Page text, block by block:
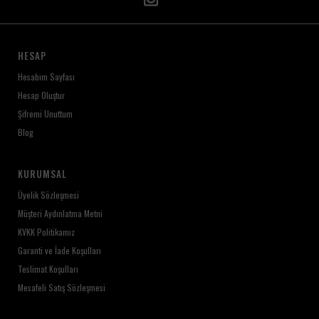
HESAP
Hesabım Sayfası
Hesap Oluştur
Şifremi Unuttum
Blog
KURUMSAL
Üyelik Sözleşmesi
Müşteri Aydınlatma Metni
KVKK Politikamız
Garanti ve İade Koşulları
Teslimat Koşulları
Mesafeli Satış Sözleşmesi